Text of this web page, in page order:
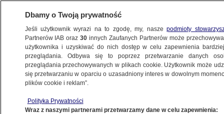
WARSZAWA
NAJNOWSZE
"Cały Tarchomin stoi"
Dbamy o Twoją prywatność
Jeśli użytkownik wyrazi na to zgodę, my, naszepodmioty
Partnerów IAB oraz30 innych Zaufanych Partnerów może
użytkownika i uzyskiwać do nich dostęp w celu zapewnienia
przeglądania. Odbywa się to poprzez przetwarzanie danych
przeglądania przechowywanych w plikach cookie. Użytkownik może
się przetwarzaniu w oparciu o uzasadniony interes w dowolnym
plików cookie i reklam”.
Polityka Prywatności
Wraz z naszymi partnerami przetwarzamy dane w celu zapewnienia: